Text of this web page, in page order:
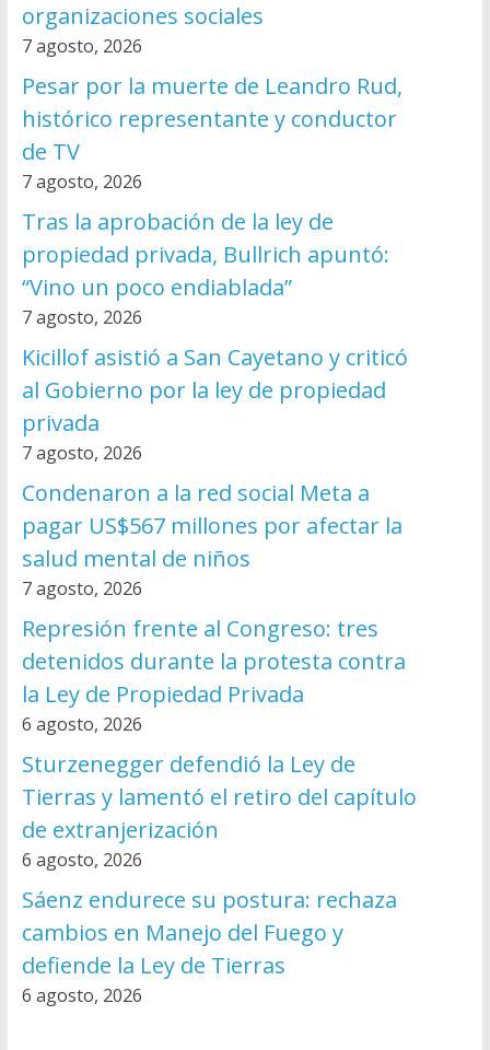
organizaciones sociales
7 agosto, 2026
Pesar por la muerte de Leandro Rud,
histórico representante y conductor
de TV
7 agosto, 2026
Tras la aprobación de la ley de
propiedad privada, Bullrich apuntó:
“Vino un poco endiablada”
7 agosto, 2026
Kicillof asistió a San Cayetano y criticó
al Gobierno por la ley de propiedad
privada
7 agosto, 2026
Condenaron a la red social Meta a
pagar US$567 millones por afectar la
salud mental de niños
7 agosto, 2026
Represión frente al Congreso: tres
detenidos durante la protesta contra
la Ley de Propiedad Privada
6 agosto, 2026
Sturzenegger defendió la Ley de
Tierras y lamentó el retiro del capítulo
de extranjerización
6 agosto, 2026
Sáenz endurece su postura: rechaza
cambios en Manejo del Fuego y
defiende la Ley de Tierras
6 agosto, 2026